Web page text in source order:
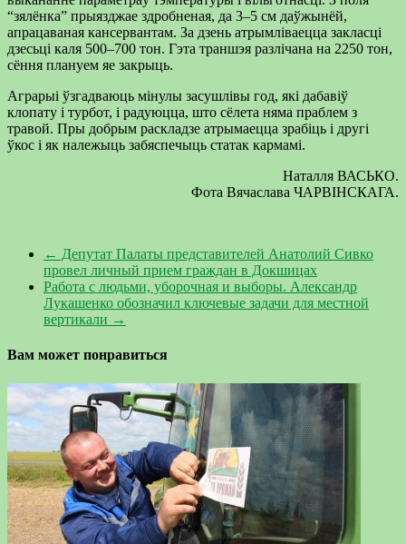
“зялёнка” прыязджае здробненая, да 3–5 см даўжынёй,
апрацаваная кансервантам. За дзень атрымліваецца закласці
дзесьці каля 500–700 тон. Гэта траншэя разлічана на 2250 тон,
сёння плануем яе закрыць.
Аграрыі ўзгадваюць мінулы засушлівы год, які дабавіў
клопату і турбот, і радуюцца, што сёлета няма праблем з
травой. Пры добрым раскладзе атрымаецца зрабіць і другі
ўкос і як належыць забяспечыць статак кармамі.
Наталля ВАСЬКО.
Фота Вячаслава ЧАРВІНСКАГА.
← Депутат Палаты представителей Анатолий Сивко
провел личный прием граждан в Докшицах
Работа с людьми, уборочная и выборы. Александр
Лукашенко обозначил ключевые задачи для местной
вертикали →
Вам может понравиться